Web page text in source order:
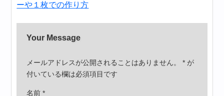
ーや１枚での作り方
Your Message
メールアドレスが公開されることはありません。 * が
付いている欄は必須項目です
名前*